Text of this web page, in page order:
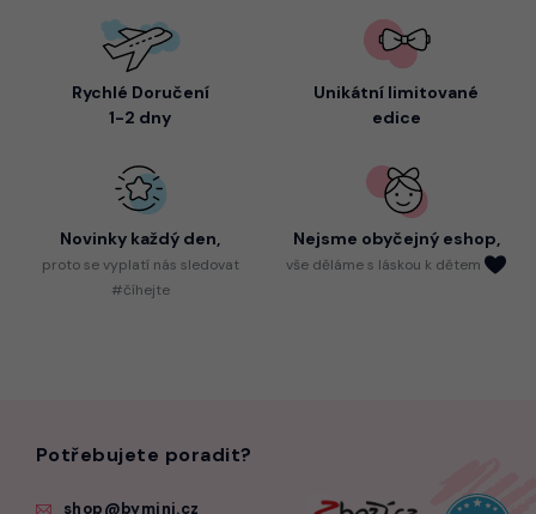
Rychlé Doručení
1-2 dny
Unikátní limitované
edice
Novinky každý den,
protose vyplatí nás sledovat
#číhejte
Nejsme obyčejný eshop,
vše děláme s láskou k dětem
Potřebujete poradit?
shop@bymini.cz